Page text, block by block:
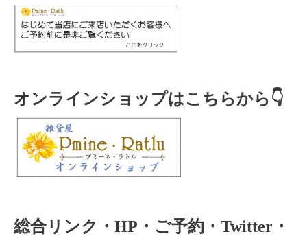
オンラインショップはこちらから👇
総合リンク・HP・ご予約・Twitter・